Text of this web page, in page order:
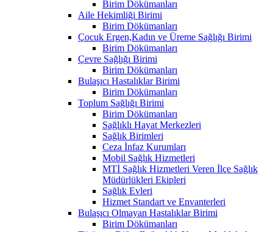
Birim Dökümanları
Aile Hekimliği Birimi
Birim Dökümanları
Çocuk Ergen,Kadın ve Üreme Sağlığı Birimi
Birim Dökümanları
Çevre Sağlığı Birimi
Birim Dökümanları
Bulaşıcı Hastalıklar Birimi
Birim Dökümanları
Toplum Sağlığı Birimi
Birim Dökümanları
Sağlıklı Hayat Merkezleri
Sağlık Birimleri
Ceza İnfaz Kurumları
Mobil Sağlık Hizmetleri
MTİ Sağlık Hizmetleri Veren İlçe Sağlık
Müdürlükleri Ekipleri
Sağlık Evleri
Hizmet Standart ve Envanterleri
Bulaşıcı Olmayan Hastalıklar Birimi
Birim Dökümanları